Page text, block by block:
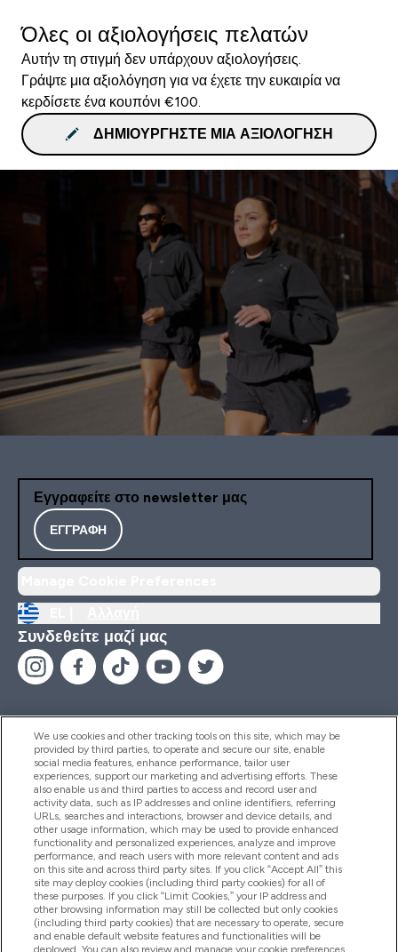
Όλες οι αξιολογήσεις πελατών
Αυτήν τη στιγμή δεν υπάρχουν αξιολογήσεις.
Γράψτε μια αξιολόγηση για να έχετε την ευκαιρία να
κερδίσετε ένα κουπόνι €100.
ΔΗΜΙΟΥΡΓΉΣΤΕ ΜΙΑ ΑΞΙΟΛΌΓΗΣΗ
Εγγραφείτε στο newsletter μας
ΕΓΓΡΑΦΉ
Συνδεθείτε μαζί μας
Βοήθεια & Πληροφορίες
Προϊόντα
Εταιρικές Πληροφορίες
Εκπτώσεις & Ανταμοιβές
We use cookies and other tracking tools on this site, which may be
provided by third parties, to operate and secure our site, enable
social media features, enhance performance, tailor user
experiences, support our marketing and advertising efforts. These
also enable us and third parties to access and record user and
activity data, such as IP addresses and online identifiers, referring
URLs, searches and interactions, browser and device details, and
other usage information, which may be used to provide enhanced
functionality and personalized experiences, analyze and improve
performance, and reach users with more relevant content and ads
on this site and across third party sites. If you click “Accept All” this
site may deploy cookies (including third party cookies) for all of
these purposes. If you click “Limit Cookies,” your IP address and
other browsing information may still be collected but only cookies
(including third party cookies) that are necessary to operate, secure
and enable default website features and functionalities will be
deployed. You can also review and manage your cookie preferences